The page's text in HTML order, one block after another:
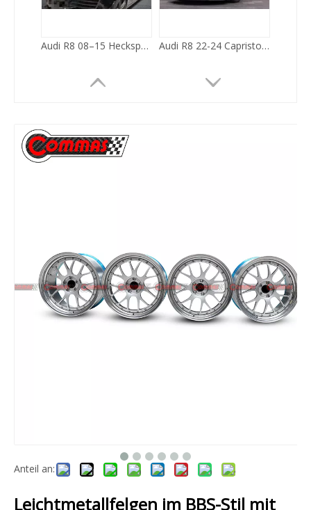
Audi R8 08–15 Heckspoilerflügel im Vorsteiner-Stil, trockene Kohlefaser Audi R8 22-24 Capristo Style Dry Carbon Fiber Body Kit
Anteil an:
Leichtmetallfelgen im BBS-Stil mit